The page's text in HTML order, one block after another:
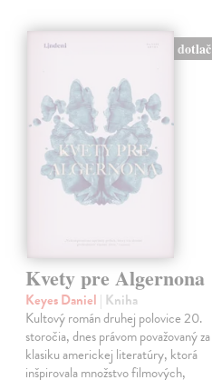
dotlač
Kvety pre Algernona
Keyes Daniel | Kniha
Kultový román druhej polovice 20.
storočia, dnes právom považovaný za
klasiku americkej literatúry, ktorá
inšpirovala množstvo filmových,